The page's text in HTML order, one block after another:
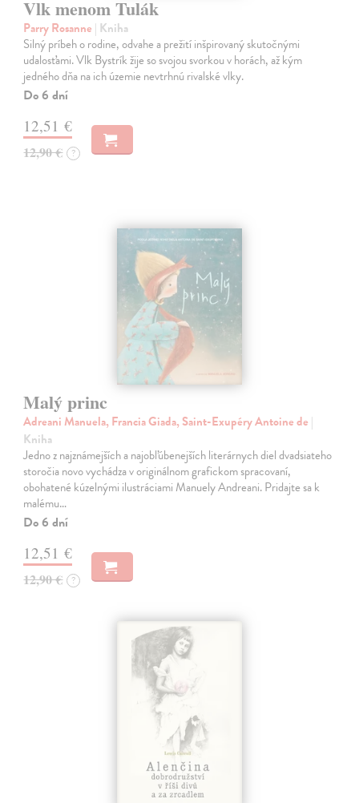
Vlk menom Tulák
Parry Rosanne | Kniha
Silný príbeh o rodine, odvahe a prežití inšpirovaný skutočnými
udalosťami. Vlk Bystrík žije so svojou svorkou v horách, až kým
jedného dňa na ich územie nevtrhnú rivalské vlky.
Do 6 dní
12,51 €
12,90 € ?
Malý princ
Adreani Manuela, Francia Giada, Saint-Exupéry Antoine de |
Kniha
Jedno z najznámejších a najobľúbenejších literárnych diel dvadsiateho
storočia novo vychádza v originálnom grafickom spracovaní,
obohatené kúzelnými ilustráciami Manuely Andreani. Pridajte sa k
malému…
Do 6 dní
12,51 €
12,90 € ?